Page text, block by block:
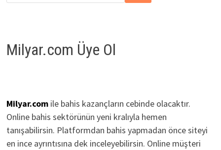
Milyar.com Üye Ol
Milyar.comile bahis kazançların cebinde olacaktır.
Online bahis sektörünün yeni kralıyla hemen
tanışabilirsin. Platformdan bahis yapmadan önce siteyi
en ince ayrıntısına dek inceleyebilirsin. Online müşteri